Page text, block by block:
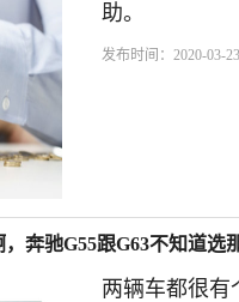
助。
发布时间：2020-03-
奔驰G55跟G63不知道选
两辆车都很有